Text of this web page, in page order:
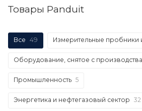
Товары Panduit
Все 49 Измерительные пробники
Оборудование, снятое с производства
Промышленность 5
Энергетика и нефтегазовый сектор 32